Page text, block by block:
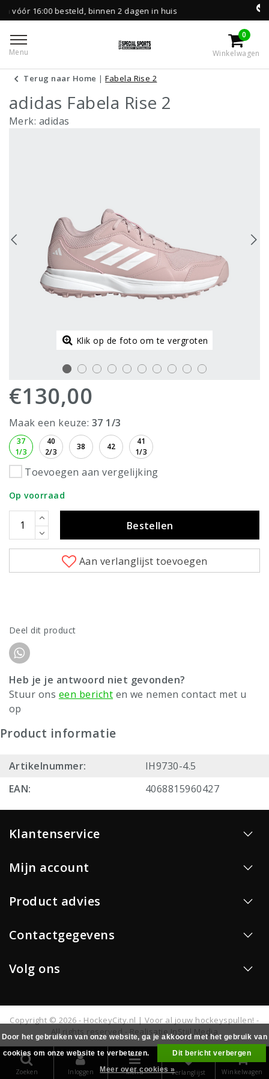
besteld, binnen 2 dagen in huis Gratis
Menu
0
Winkelwagen
Terug naar Home |Fabela Rise 2
adidas Fabela Rise 2
Merk: adidas
Klik op de foto om te vergroten
€130,00
Maak een keuze: 37 1/3
37
1/3
40
2/3
38 42
41
1/3
Toevoegen aan vergelijking
Op voorraad
Bestellen
Aan verlanglijst toevoegen
Deel dit product
Heb je je antwoord niet gevonden?
Stuur ons een bericht en we nemen contact met u
op
Product informatie
Artikelnummer:
IH9730-4.5
EAN:
4068815960427
Klantenservice
Mijn account
Product advies
Contactgegevens
Volg ons
Copyright © 2026 - HockeyCity.nl | Voor al jouw hockeyspullen! -
All rights reserved - Realisatie InStijl Media
Zoeken Inloggen Menu Verlanglijst
0
Winkelwagen
Door het gebruiken van onze website, ga je akkoord met het gebruik van
cookies om onze website te verbeteren.
Dit bericht verbergen
Meer over cookies »